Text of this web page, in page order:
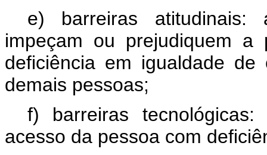
e) barreiras atitudinais:
impeçam ou prejudiquem a
deficiência em igualdade
demais pessoas;
f) barreiras
acesso da pessoa com